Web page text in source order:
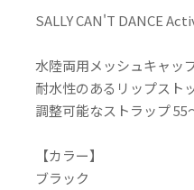
SALLY CAN'T DANCE
水陸両用メッシュキャッ
耐水性のあるリップスト
調整可能なストラップ 55
【カラー】
ブラック